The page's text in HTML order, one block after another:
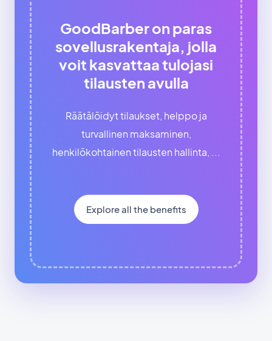
GoodBarber on paras
sovellusrakentaja, jolla
voit kasvattaa tulojasi
tilausten avulla
Räätälöidyt tilaukset, helppo ja
turvallinen maksaminen,
henkilökohtainen tilausten hallinta, ...
Explore all the benefits